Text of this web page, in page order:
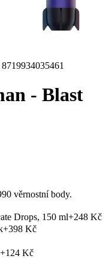
8719934035461
- Blast
věrnostní body.
Drops, 150 ml+248 Kč
+398 Kč
+124 Kč